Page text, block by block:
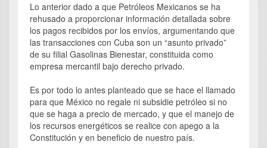
Lo anterior dado a que Petróleos Mexicanos se ha
rehusado a proporcionar información detallada sobre
los pagos recibidos por los envíos, argumentando que
las transacciones con Cuba son un “asunto privado”
de su filial Gasolinas Bienestar, constituida como
empresa mercantil bajo derecho privado.
Es por todo lo antes planteado que se hace el llamado
para que México no regale ni subsidie petróleo si no
que se haga a precio de mercado, y que el manejo de
los recursos energéticos se realice con apego a la
Constitución y en beneficio de nuestro país.